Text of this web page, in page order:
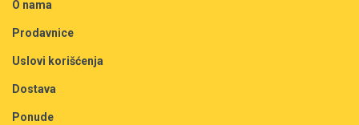
O nama
Prodavnice
Uslovi korišćenja
Dostava
Ponude